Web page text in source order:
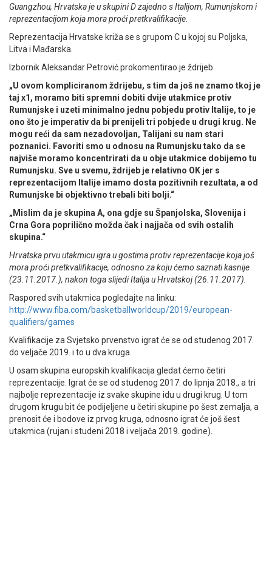
Guangzhou, Hrvatska je u skupini D zajedno s Italijom, Rumunjskom i
reprezentacijom koja mora proći pretkvalifikacije.
Reprezentacija Hrvatske križa se s grupom C u kojoj su Poljska,
Litva i Mađarska.
Izbornik Aleksandar Petrović prokomentirao je ždrijeb.
„U ovom kompliciranom ždrijebu, s tim da još ne znamo tkoj je
taj x1, moramo biti spremni dobiti dvije utakmice protiv
Rumunjske i uzeti minimalno jednu pobjedu protiv Italije, to je
ono što je imperativ da bi prenijeli tri pobjede u drugi krug. Ne
mogu reći da sam nezadovoljan, Talijani su nam stari
poznanici. Favoriti smo u odnosu na Rumunjsku tako da se
najviše moramo koncentrirati da u obje utakmice dobijemo tu
Rumunjsku. Sve u svemu, ždrijeb je relativno OK jer s
reprezentacijom Italije imamo dosta pozitivnih rezultata, a od
Rumunjske bi objektivno trebali biti bolji.“
„Mislim da je skupina A, ona gdje su Španjolska, Slovenija i
Crna Gora poprilično možda čak i najjača od svih ostalih
skupina.“
Hrvatska prvu utakmicu igra u gostima protiv reprezentacije koja još
mora proći pretkvalifikacije, odnosno za koju ćemo saznati kasnije
(23.11.2017.), nakon toga slijedi Italija u Hrvatskoj (26.11.2017).
Raspored svih utakmica pogledajte na linku:
http://www.fiba.com/basketballworldcup/2019/european-
qualifiers/games
Kvalifikacije za Svjetsko prvenstvo igrat će se od studenog 2017.
do veljače 2019. i to u dva kruga.
U osam skupina europskih kvalifikacija gledat ćemo četiri
reprezentacije. Igrat će se od studenog 2017. do lipnja 2018., a tri
najbolje reprezentacije iz svake skupine idu u drugi krug. U tom
drugom krugu bit će podijeljene u četiri skupine po šest zemalja, a
prenosit će i bodove iz prvog kruga, odnosno igrat će još šest
utakmica (rujan i studeni 2018 i veljača 2019. godine).